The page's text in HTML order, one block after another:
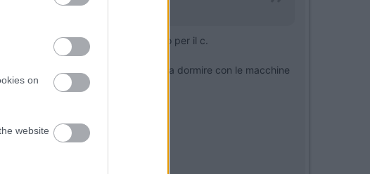
on
website
solo i tuoi amici che ti hanno preso per il c.
che qualcuno vada via e adattarsi a dormire con le macchine